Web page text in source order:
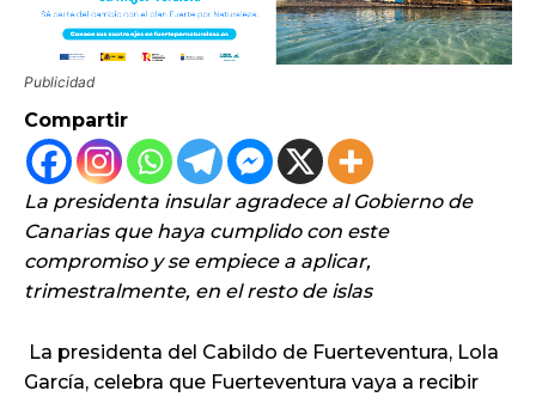
Publicidad
Compartir
La presidenta insular agradece al Gobierno de
Canarias que haya cumplido con este
compromiso y se empiece a aplicar,
trimestralmente, en el resto de islas
La presidenta del Cabildo de Fuerteventura, Lola
García, celebra que Fuerteventura vaya a recibir